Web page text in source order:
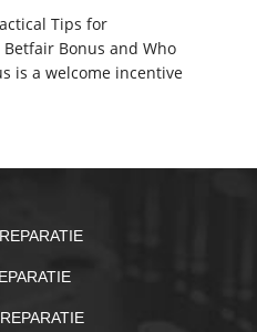
Tips for
Bonus and Who
is a welcome incentive